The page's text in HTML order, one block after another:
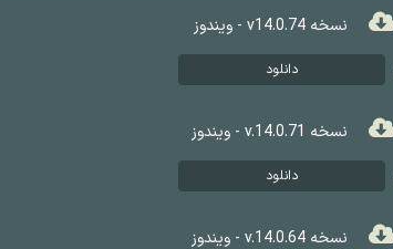
نسخه v14.0.74 - ویندوز
دانلود
نسخه v.14.0.71 - ویندوز
دانلود
نسخه v.14.0.64 - ویندوز